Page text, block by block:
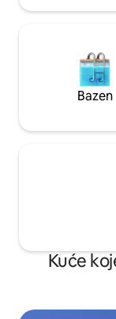
Bazen
Kuće